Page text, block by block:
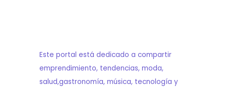
Este portal está dedicado a compartir
emprendimiento, tendencias, moda,
salud,gastronomía, música, tecnología y